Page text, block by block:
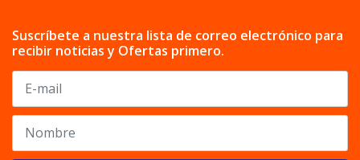
Suscríbete a nuestra lista de correo electrónico para
recibir noticias y Ofertas primero.